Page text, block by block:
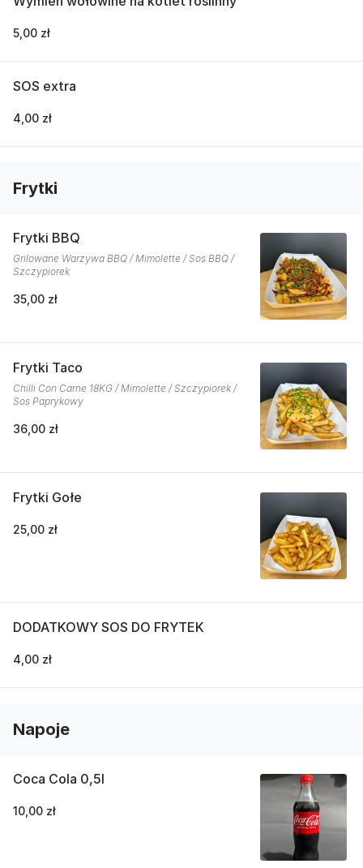
5,00 zł
SOS extra
4,00 zł
Frytki
Frytki BBQ
Grilowane Warzywa BBQ / Mimolette / Sos BBQ /
Szczypiorek
35,00 zł
Frytki Taco
Chilli Con Carne 18KG / Mimolette / Szczypiorek /
Sos Paprykowy
36,00 zł
Frytki Gołe
25,00 zł
DODATKOWY SOS DO FRYTEK
4,00 zł
Napoje
Coca Cola 0,5l
10,00 zł